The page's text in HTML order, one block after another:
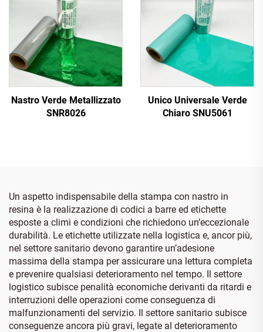
Nastro Verde Metallizzato
SNR8026
Unico Universale Verde
Chiaro SNU5061
Un aspetto indispensabile della stampa con nastro in
resina è la realizzazione di codici a barre ed etichette
esposte a climi e condizioni che richiedono un’eccezionale
durabilità. Le etichette utilizzate nella logistica e, ancor più,
nel settore sanitario devono garantire un’adesione
massima della stampa per assicurare una lettura completa
e prevenire qualsiasi deterioramento nel tempo. Il settore
logistico subisce penalità economiche derivanti da ritardi e
interruzioni delle operazioni come conseguenza di
malfunzionamenti del servizio. Il settore sanitario subisce
conseguenze ancora più gravi, legate al deterioramento